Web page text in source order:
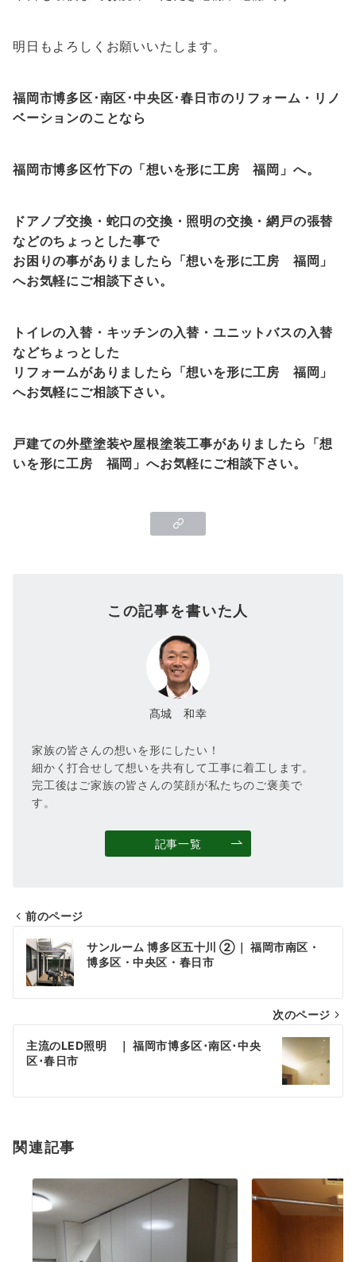
明日もよろしくお願いいたします。
福岡市博多区･南区･中央区･春日市のリフォーム・リノ
ベーションのことなら
福岡市博多区竹下の「想いを形に工房 福岡 」へ。
ドアノブ交換・蛇口の交換・照明の交換・網戸の張替
などのちょっとした事で
お困りの事がありましたら「想いを形に工房 福岡 」
へお気軽にご相談下さい。
トイレの入替・キッチンの入替・ユニットバスの入替
などちょっとした
リフォームがありましたら「想いを形に工房 福岡 」
へお気軽にご相談下さい。
戸建ての外壁塗装や屋根塗装工事がありましたら「想
いを形に工房 福岡 」へお気軽にご相談下さい。
この記事を書いた人
髙城 和幸
家族の皆さんの想いを形にしたい！
細かく打合せして想いを共有して工事に着工します。
完工後はご家族の皆さんの笑顔が私たちのご褒美で
す。
記事一覧
投
稿
ナ
ビ
ゲ
シ
ン
前のページ
サンルーム 博多区五十川 ②｜ 福岡市南区・
博多区・中央区・春日市
次のページ
主流のLED照明 ｜ 福岡市博多区･南区･中央
区･春日市
関連記事